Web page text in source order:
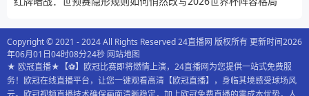
Copyright © 2021 - 2024 All Rights Reserved 24直播网 版权所有 更新时间2026
年06月01日04时08分24秒 网站地图
★ 欧冠直播★【⚽️】欧冠比赛即将燃情上演，24直播网为您提供一站式免费服
务！欧冠在线直播平台，让您一键观看高清【欧冠直播】，身临其境感受球场风